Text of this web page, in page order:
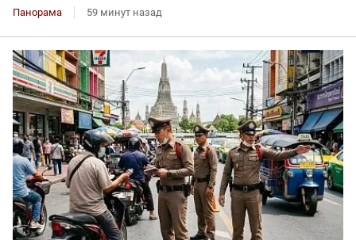
Панорама 59 минут назад